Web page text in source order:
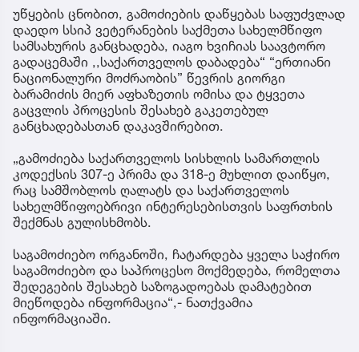
უწყების ცნობით, გამოძიების დაწყებას საფუძვლად
დაედო სსიპ ვეტერანების საქმეთა სახელმწიფო
სამსახურის განცხადება, იაგო ხვიჩიას საავტორო
გადაცემაში ,,საქართველოს დაბადება“ “ერთიანი
ნაციონალური მოძრაობის” წევრის გიორგი
ბარამიძის მიერ აფხაზეთის ომისა და ტყვეთა
გაცვლის პროცესის შესახებ გაკეთებულ
განცხადებასთან დაკავშირებით.
„გამოძიება საქართველოს სისხლის სამართლის
კოდექსის 307-ე პრიმა და 318-ე მუხლით დაიწყო,
რაც სამშობლოს ღალატს და საქართველოს
სახელმწიფოებრივი ინტერესებისთვის საფრთხის
შექმნას გულისხმობს.
საგამოძიებო ორგანოში, ჩატარდება ყველა საჭირო
საგამოძიებო და საპროცესო მოქმედება, რომელთა
შედეგების შესახებ საზოგადოებას დამატებით
მიეწოდება ინფორმაცია“,- ნათქვამია
ინფორმაციაში.